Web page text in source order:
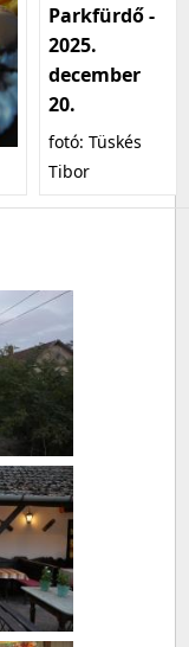
Parkfürdő -
2025.
december
20.
fotó: Tüskés
Tibor